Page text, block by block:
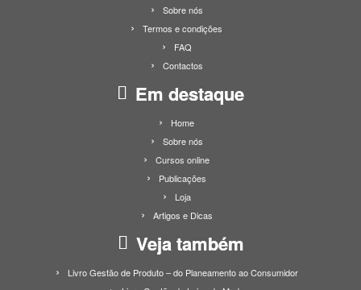
Sobre nós
Termos e condições
FAQ
Contactos
Em destaque
Home
Sobre nós
Cursos online
Publicações
Loja
Artigos e Dicas
Veja também
Livro Gestão de Produto – do Planeamento ao Consumidor